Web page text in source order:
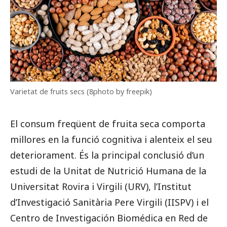
Varietat de fruits secs (8photo by freepik)
El consum freqüent de fruita seca comporta
millores en la funció cognitiva i alenteix el seu
deteriorament. És la principal conclusió d’un
estudi de la Unitat de Nutrició Humana de la
Universitat Rovira i Virgili (URV), l’Institut
d’Investigació Sanitària Pere Virgili (IISPV) i el
Centro de Investigación Biomédica en Red de